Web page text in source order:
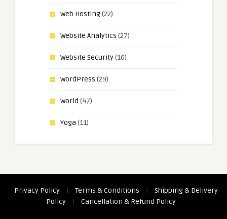
Web Hosting(22)
Website Analytics (27)
Website Security(16)
WordPress (29)
World (47)
Yoga (11)
Privacy Policy | Terms & Conditions |
Shipping & Delivery
Policy
| Cancellation & Refund Policy